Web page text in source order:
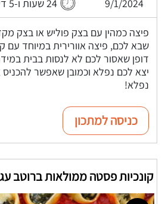
פיצה כמהין עם בצק פוליש או בצק
שבא לכם, פיצה אוורירית במיוחד עם
דופן שאסור לכם לא לנסות בבית
יצא לכם נפלא וכמובן שאפשר
נפלא!
כניסה למתכון
קונכיות פסטה ממולאות ברוטב